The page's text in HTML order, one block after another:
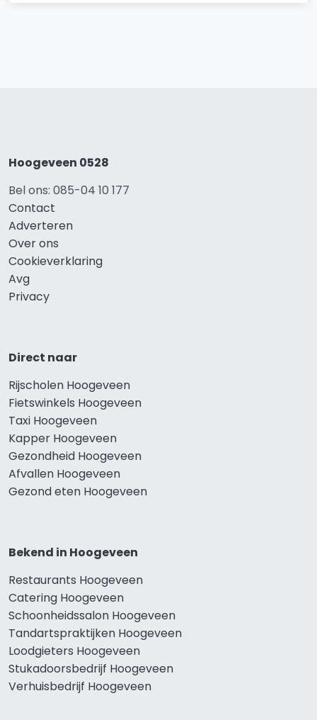
Hoogeveen 0528
Bel ons: 085-04 10 177
Contact
Adverteren
Over ons
Cookieverklaring
Avg
Privacy
Direct naar
Rijscholen Hoogeveen
Fietswinkels Hoogeveen
Taxi Hoogeveen
Kapper Hoogeveen
Gezondheid Hoogeveen
Afvallen Hoogeveen
Gezond eten Hoogeveen
Bekend in Hoogeveen
Restaurants Hoogeveen
Catering Hoogeveen
Schoonheidssalon Hoogeveen
Tandartspraktijken Hoogeveen
Loodgieters Hoogeveen
Stukadoorsbedrijf Hoogeveen
Verhuisbedrijf Hoogeveen